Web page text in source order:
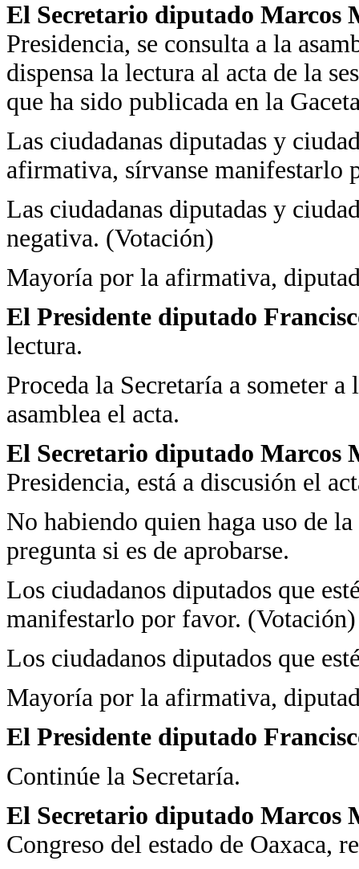
El Secretario diputado Marcos
Presidencia, se consulta a la
dispensa la lectura al acta de la
que ha sido publicada en la
Las ciudadanas diputadas y
afirmativa, sírvanse manifestarlo
Las ciudadanas diputadas y
negativa. (Votación)
Mayoría por la afirmativa,
El Presidente diputado
lectura.
Proceda la Secretaría a someter
asamblea el acta.
El Secretario diputado Marcos
Presidencia, está a discusión el
No habiendo quien haga uso de
pregunta si es de aprobarse.
Los ciudadanos diputados que
manifestarlo por favor. (Votación)
Los ciudadanos diputados que
Mayoría por la afirmativa,
El Presidente diputado
Continúe la Secretaría.
El Secretario diputado Marcos
Congreso del estado de Oaxaca,